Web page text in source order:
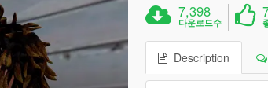
7,398
다운로드수
Description